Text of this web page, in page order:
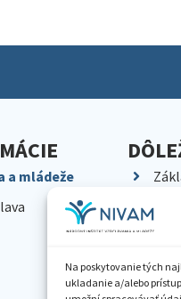
Na poskytovanie tých
ukladanie a/alebo
a mládeže